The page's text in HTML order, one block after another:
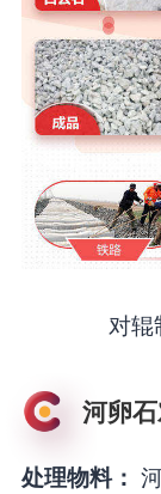
对辊
河卵
处理物料：